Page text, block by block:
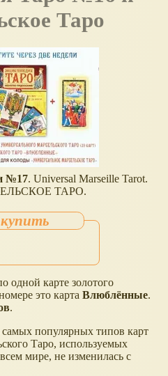
Таро
№17. Universal Marseille Tarot.
ТАРО.
одной карте золотого
это карта Влюблённые.
.
популярных типов карт
Таро, используемых
мире, не изменилась с